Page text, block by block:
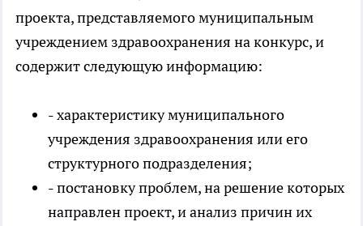
проекта, представляемого муниципальным
учреждением здравоохранения на конкурс, и
содержит следующую информацию:
- характеристику муниципального
учреждения здравоохранения или его
структурного подразделения;
- постановку проблем, на решение которых
направлен проект, и анализ причин их